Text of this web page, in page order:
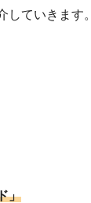
していきます。
」